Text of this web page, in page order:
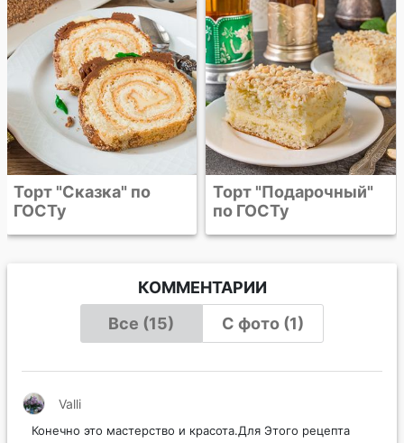
Торт "Подарочный"
по ГОСТу
КОММЕНТАРИИ
Все (15)
С фото (1)
Valli
Конечно это мастерство и красота.Для Этого рецепта